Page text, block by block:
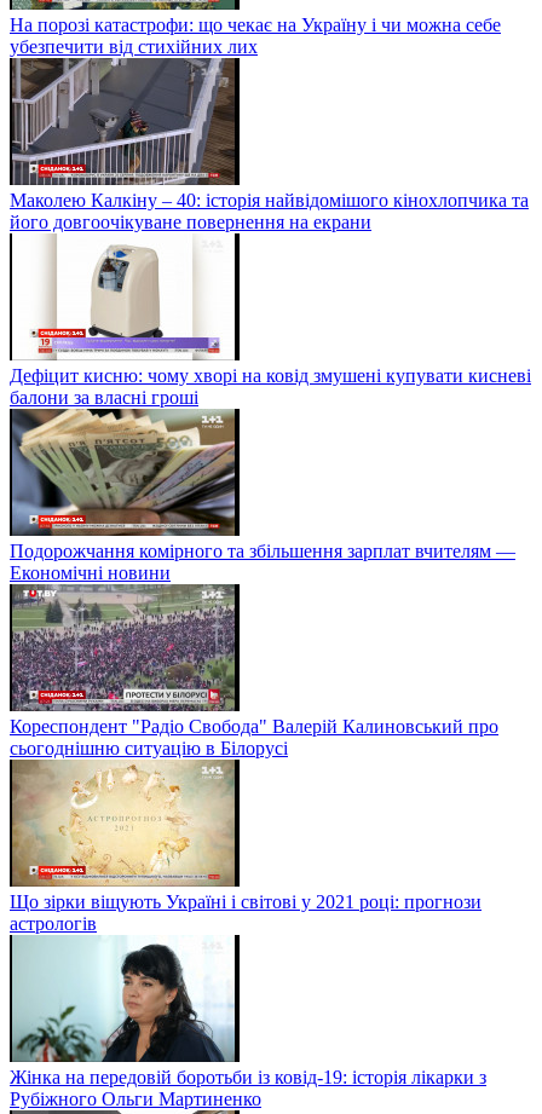
На порозі катастрофи: що чекає на Україну і чи можна себе
убезпечити від стихійних лих
Маколею Калкіну – 40: історія найвідомішого кінохлопчика та
його довгоочікуване повернення на екрани
Дефіцит кисню: чому хворі на ковід змушені купувати кисневі
балони за власні гроші
Подорожчання комірного та збільшення зарплат вчителям —
Економічні новини
Кореспондент "Радіо Свобода" Валерій Калиновський про
сьогоднішню ситуацію в Білорусі
Що зірки віщують Україні і світові у 2021 році: прогнози
астрологів
Жінка на передовій боротьби із ковід-19: історія лікарки з
Рубіжного Ольги Мартиненко